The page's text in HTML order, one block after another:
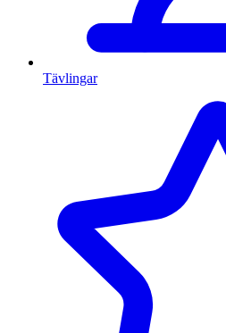
Tävlingar